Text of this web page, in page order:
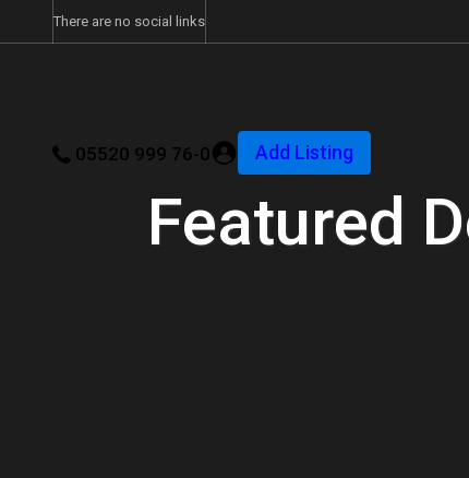
There are no social links
05520 999 76-0 Add Listing
Featured